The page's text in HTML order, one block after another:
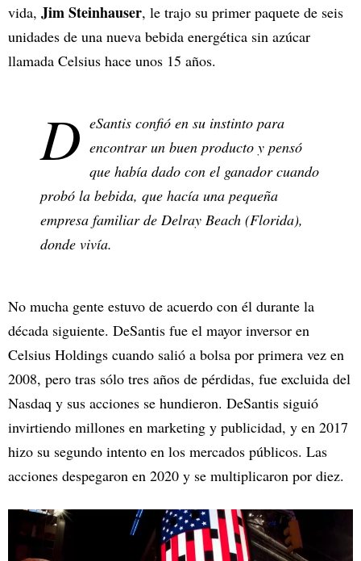
vida, Jim Steinhauser, le trajo su primer paquete de seis
unidades de una nueva bebida energética sin azúcar
llamada Celsius hace unos 15 años.
D eSantis confió en su instinto para
encontrar un buen producto y pensó
que había dado con el ganador cuando
probó la bebida, que hacía una pequeña
empresa familiar de Delray Beach (Florida),
donde vivía.
No mucha gente estuvo de acuerdo con él durante la
década siguiente. DeSantis fue el mayor inversor en
Celsius Holdings cuando salió a bolsa por primera vez en
2008, pero tras sólo tres años de pérdidas, fue excluida del
Nasdaq y sus acciones se hundieron. DeSantis siguió
invirtiendo millones en marketing y publicidad, y en 2017
hizo su segundo intento en los mercados públicos. Las
acciones despegaron en 2020 y se multiplicaron por diez.